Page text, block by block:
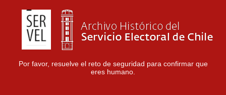
Por favor, resuelve el reto de seguridad para confirmar que
eres humano.